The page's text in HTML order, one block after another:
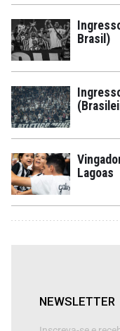
Brasil)
Lagoas
NEWSLETTER